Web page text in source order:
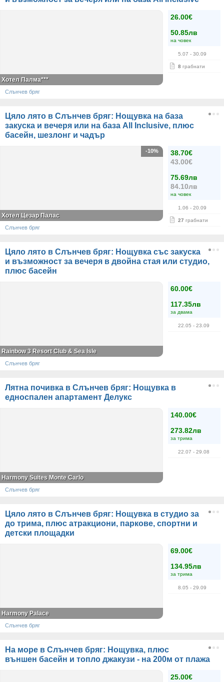
26.00€
50.85лв
на човек
5.07 - 30.09
8 грабнати
Хотел Палма***
Слънчев бряг
Цяло лято в Слънчев бряг: Нощувка на база
закуска и вечеря или на база All Inclusive, плюс
басейн, шезлонг и чадър
38.70€
43.00€
75.69лв
84.10лв
на човек
1.06 - 20.09
27 грабнати
-10%
Хотел Цезар Палас
Слънчев бряг
Цяло лято в Слънчев бряг: Нощувка със закуска
и възможност за вечеря в двойна стая или студио,
плюс басейн
60.00€
117.35лв
за двама
22.05 - 23.09
Rainbow 3 Resort Club & Sea Isle
Слънчев бряг
Лятна почивка в Слънчев бряг: Нощувка в
едноспален апартамент Делукс
140.00€
273.82лв
за трима
22.07 - 29.08
Harmony Suites Monte Carlo
Слънчев бряг
Цяло лято в Слънчев бряг: Нощувка в студио за
до трима, плюс атракциони, паркове, спортни и
детски площадки
69.00€
134.95лв
за трима
8.05 - 29.09
Harmony Palace
Слънчев бряг
На море в Слънчев бряг: Нощувка, плюс
външен басейн и топло джакузи - на 200м от плажа
25.00€